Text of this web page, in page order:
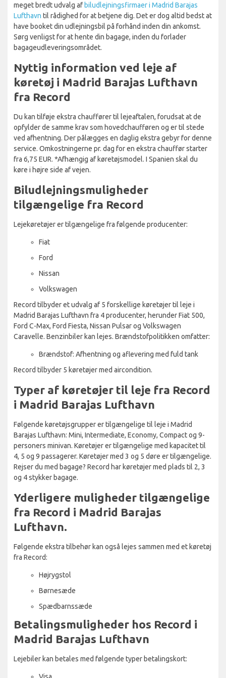
meget bredt udvalg afbiludlejningsfirmaer i Madrid Barajas
Lufthavn til rådighed for at betjene dig. Det er dog altid bedst at
have booket din udlejningsbil på forhånd inden din ankomst.
Sørg venligst for at hente din bagage, inden du forlader
bagageudleveringsområdet.
Nyttig information ved leje af
køretøj i Madrid Barajas Lufthavn
fra Record
Du kan tilføje ekstra chauffører til lejeaftalen, forudsat at de
opfylder de samme krav som hovedchaufføren og er til stede
ved afhentning. Der pålægges en daglig ekstra gebyr for denne
service. Omkostningerne pr. dag for en ekstra chauffør starter
fra 6,75 EUR. *Afhængig af køretøjsmodel. I Spanien skal du
køre i højre side af vejen.
Biludlejningsmuligheder
tilgængelige fra Record
Lejekøretøjer er tilgængelige fra følgende producenter:
Fiat
Ford
Nissan
Volkswagen
Record tilbyder et udvalg af 5 forskellige køretøjer til leje i
Madrid Barajas Lufthavn fra 4 producenter, herunder Fiat 500,
Ford C-Max, Ford Fiesta, Nissan Pulsar og Volkswagen
Caravelle. Benzinbiler kan lejes. Brændstofpolitikken omfatter:
Brændstof: Afhentning og aflevering med fuld tank
Record tilbyder 5 køretøjer med aircondition.
Typer af køretøjer til leje fra Record
i Madrid Barajas Lufthavn
Følgende køretøjsgrupper er tilgængelige til leje i Madrid
Barajas Lufthavn: Mini, Intermediate, Economy, Compact og 9-
personers minivan. Køretøjer er tilgængelige med kapacitet til
4, 5 og 9 passagerer. Køretøjer med 3 og 5 døre er tilgængelige.
Rejser du med bagage? Record har køretøjer med plads til 2, 3
og 4 stykker bagage.
Yderligere muligheder tilgængelige
fra Record i Madrid Barajas
Lufthavn.
Følgende ekstra tilbehør kan også lejes sammen med et køretøj
fra Record:
Højrygstol
Børnesæde
Spædbarnssæde
Betalingsmuligheder hos Record i
Madrid Barajas Lufthavn
Lejebiler kan betales med følgende typer betalingskort:
Visa